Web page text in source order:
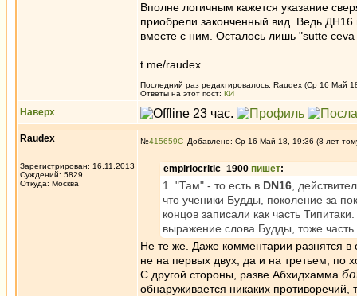
Вполне логичным кажется указание
приобрели законченный вид. Ведь ДН16
вместе с ним. Осталось лишь "sutte
t.me/raudex
Последний раз редактировалось: Raudex (Ср 16 Май
Ответы на этот пост: КИ
Наверх
Raudex
Зарегистрирован: 16.11.2013
Суждений: 5829
Откуда: Москва
№415659 Добавлено: Ср 16 Май 18, 19:36 (8 лет
empiriocritic_1900 пишет:
1. "Там" - то есть в DN16 ,
что ученики Будды, поколение за
концов записали как часть
выражение слова Будды, тоже часть
Не те же. Даже комментарии разнятся
не на первых двух, да и на третьем, по
С другой стороны, разве Абхидхамма
обнаруживается никаких противоречий,